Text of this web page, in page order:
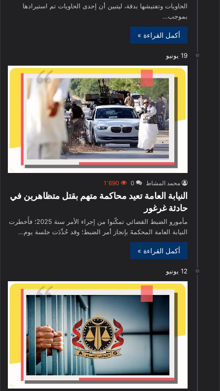
الحاويات وتفتيشها بدقة، ليتبين أن إحدى الحاويات تم استيرادها
بموجب…
أكمل القراءة »
19 يونيو
محمد المشاط 0 1٬690
النيابة العامة تعيد محاكمة متهم بقتل متظاهرين في
حادثة غرغور
مأمورو الضبط القضائي تمكّنوا من إجراء الأمر سنة 2025؛ فأَخطرت
النيابة العامة المحكمةَ بإنجاز أمر الضبط؛ وقد حُدِّدَت جلسة يوم…
أكمل القراءة »
12 يونيو